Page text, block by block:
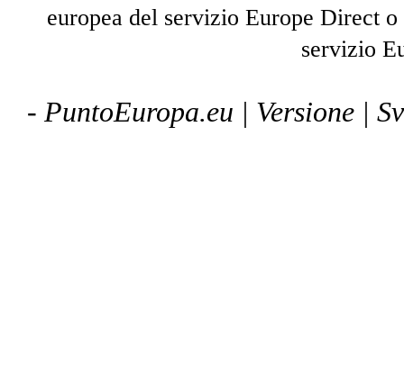
europea del servizio Europe Direct
servizio
- PuntoEuropa.eu | Versione |